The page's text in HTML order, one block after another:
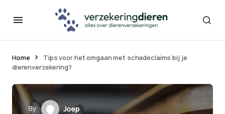
Home
Tips voor het omgaan met schadeclaims bij je
dierenverzekering?
By
Joep